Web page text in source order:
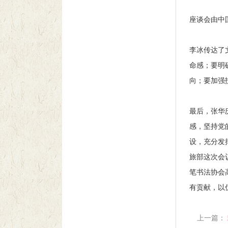
座谈会由中
李冰传达了
命感；要明
向；要加强
最后，张华
感，坚持党
设，充分发
旅部这次会
笔书法协会
有贡献，以
上一篇：